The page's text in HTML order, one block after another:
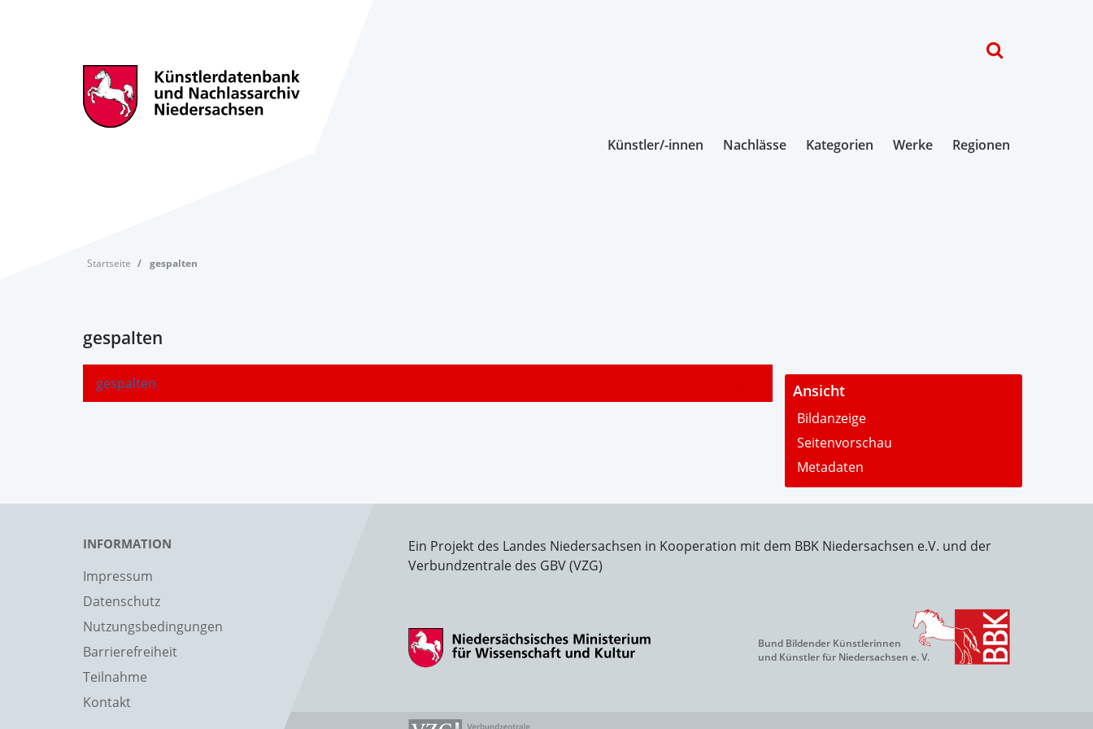
Künstler/-innen Nachlässe Kategorien Werke Regionen
Startseite gespalten
gespalten
gespalten - Ansicht
Bildanzeige
Seitenvorschau
Metadaten
INFORMATION
Impressum
Datenschutz
Nutzungsbedingungen
Barrierefreiheit
Teilnahme
Kontakt
Ein Projekt des Landes Niedersachsen in Kooperation mit dem BBK Niedersachsen e.V. und der
Verbundzentrale des GBV (VZG)
Bund Bildender Künstlerinnen
und Künstler für Niedersachsen e. V.